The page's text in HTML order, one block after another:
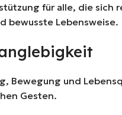
für alle, die
bewusste Lebensweise.
Bewegung und
Gesten.